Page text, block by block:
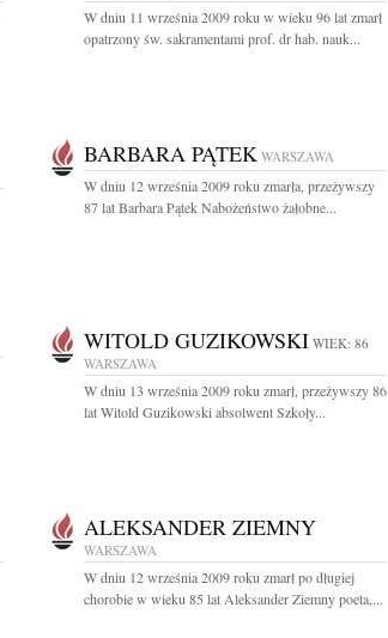
W dniu 11 września 2009 roku w wieku 96 lat zmarł
opatrzony św. sakramentami prof. dr hab. nauk...
BARBARA PĄTEK WARSZAWA
W dniu 12 września 2009 roku zmarła, przeżywszy
87 lat Barbara Pątek Nabożeństwo żałobne...
WITOLD GUZIKOWSKI WIEK: 86
WARSZAWA
W dniu 13 września 2009 roku zmarł, przeżywszy 86
lat Witold Guzikowski absolwent Szkoły...
ALEKSANDER ZIEMNY
WARSZAWA
W dniu 12 września 2009 roku zmarł po długiej
chorobie w wieku 85 lat Aleksander Ziemny poeta,...